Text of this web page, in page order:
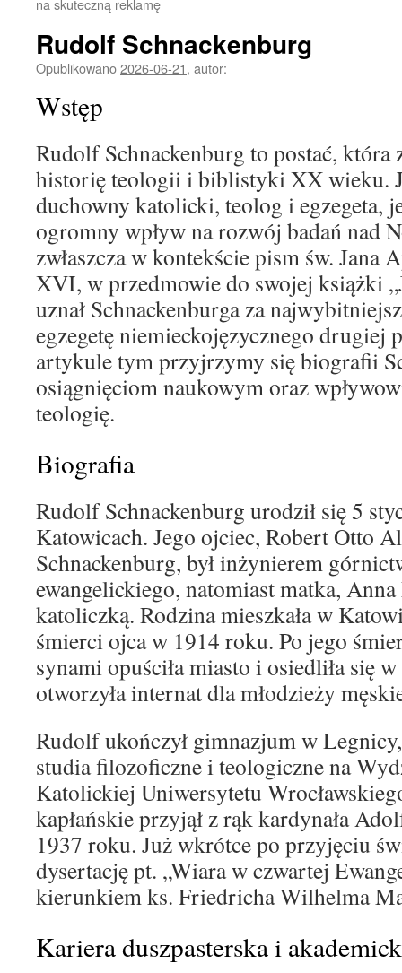
na skuteczną reklamę
Rudolf Schnackenburg
Opublikowano2026-06-21, autor:
Wstęp
Rudolf Schnackenburg to postać, która
historię teologii i biblistyki XX wieku.
duchowny katolicki, teolog i egzegeta,
ogromny wpływ na rozwój badań nad
zwłaszcza w kontekście pism św. Jana
XVI, w przedmowie do swojej książki
uznał Schnackenburga za
egzegetę niemieckojęzycznego drugiej
artykule tym przyjrzymy się biografii
osiągnięciom naukowym oraz
teologię.
Biografia
Rudolf Schnackenburg urodził się 5
Katowicach. Jego ojciec, Robert Otto
Schnackenburg, był inżynierem
ewangelickiego, natomiast matka,
katoliczką. Rodzina mieszkała w
śmierci ojca w 1914 roku. Po jego
synami opuściła miasto i osiedliła się
otworzyła internat dla młodzieży
Rudolf ukończył gimnazjum w
studia filozoficzne i teologiczne na
Katolickiej Uniwersytetu
kapłańskie przyjął z rąk kardynała
1937 roku. Już wkrótce po przyjęciu
dysertację pt. „Wiara w czwartej
kierunkiem ks. Friedricha Wilhelma
Kariera duszpasterska i